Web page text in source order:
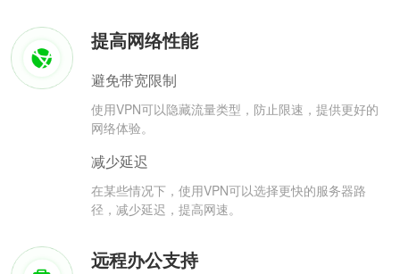
提高网络性能
避免带宽限制
使用VPN可以隐藏流量类型，防止限速，提供更好的
网络体验。
减少延迟
在某些情况下，使用VPN可以选择更快的服务器路
径，减少延迟，提高网速。
远程办公支持